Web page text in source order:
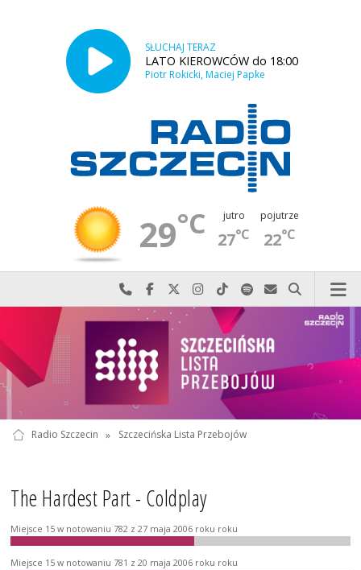
SŁUCHAJ TERAZ
LATO KIEROWCÓW do 18:00
Piotr Rokicki, Maciej Papke
29°C jutro
27°C
pojutrze
22°C
Najlepiej po prostu do nas zadzwoń
Odwiedź nas na Facebook-u
Odwiedź nas na X
Odwiedź nas na Instagram-ie
Odwiedź nas na TikTok-u
Szukaj nas na Spotify
Wyślij do nas
Szukaj
Radio Szczecin » Szczecińska Lista Przebojów
The Hardest Part - Coldplay
Miejsce 15 w notowaniu 782 z 27 maja 2006 roku roku
Miejsce 15 w notowaniu 781 z 20 maja 2006 roku roku